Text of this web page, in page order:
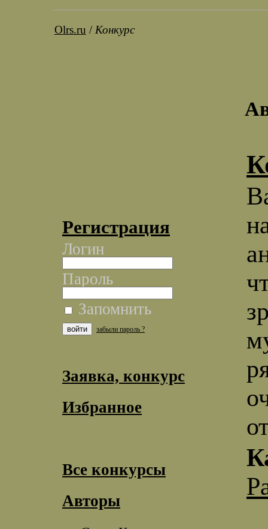
Olrs.ru / Конкурс
Регистрация
Логин
Пароль
Запомнить
забыли пароль ?
Заявка, конкурс
Избранное
Все конкурсы
Авторы